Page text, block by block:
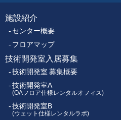
フ
ッ
タ
ー
メ
施設紹介
センター概要
フロアマップ
技術開発室入居募集
技術開発室 募集概要
技術開発室A
(OAフロア仕様レンタルオフィス)
技術開発室B
(ウェット仕様レンタルラボ)